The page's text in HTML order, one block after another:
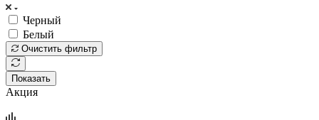
Черный
Белый
Очистить фильтр
Показать
Акция